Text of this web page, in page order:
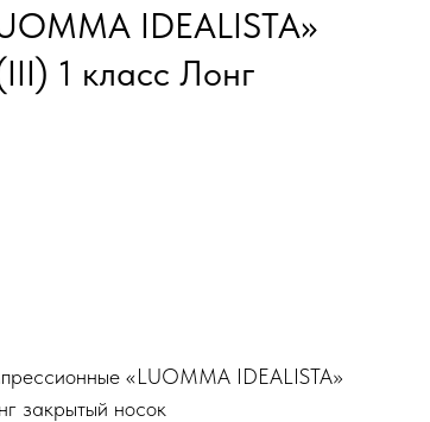
IDEALISTA»
1 класс Лонг
«LUOMMA IDEALISTA»
закрытый носок